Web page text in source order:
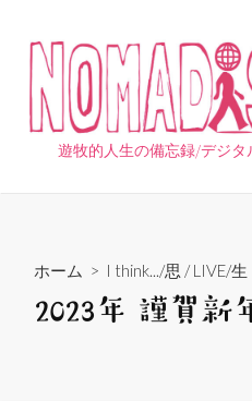
遊牧的人生の備忘録/デジタ
ホーム > I think.../思 /LIVE/生
2023年 謹賀新